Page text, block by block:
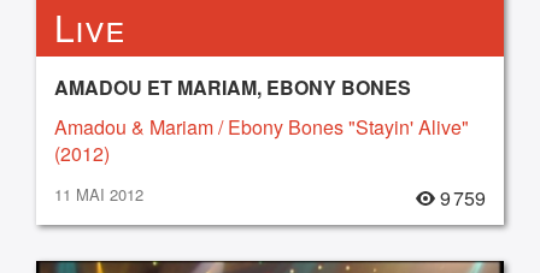
Live
AMADOU ET MARIAM, EBONY BONES
Amadou & Mariam / Ebony Bones "Stayin' Alive"
(2012)
11 MAI 2012 9 759